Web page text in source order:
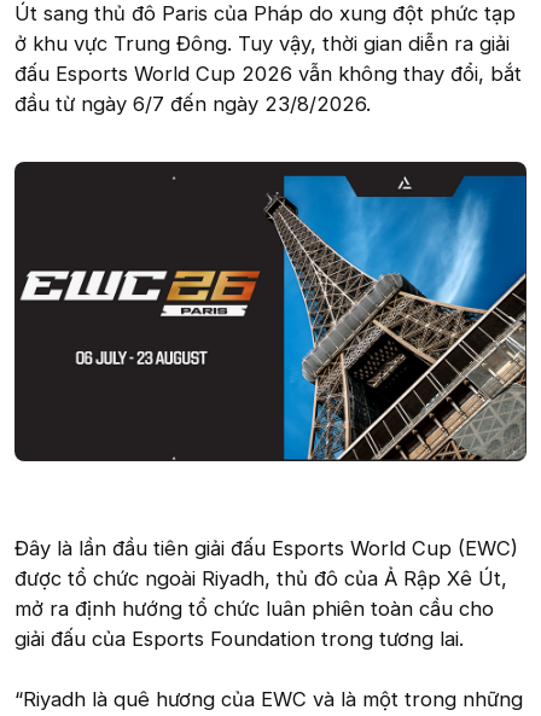
Út sang thủ đô Paris của Pháp do xung đột phức tạp
ở khu vực Trung Đông. Tuy vậy, thời gian diễn ra giải
đấu Esports World Cup 2026 vẫn không thay đổi, bắt
đầu từ ngày 6/7 đến ngày 23/8/2026.
Đây là lần đầu tiên giải đấu Esports World Cup (EWC)
được tổ chức ngoài Riyadh, thủ đô của Ả Rập Xê Út,
mở ra định hướng tổ chức luân phiên toàn cầu cho
giải đấu của Esports Foundation trong tương lai.
“Riyadh là quê hương của EWC và là một trong những